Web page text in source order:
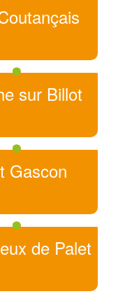
sur Billot
Gascon
de Palet